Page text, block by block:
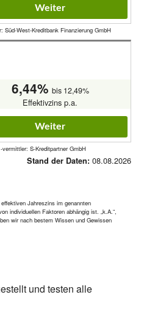
Weiter
West-Kreditbank Finanzierung GmbH
6,44% bis 12,49%
Effektivzins p.a.
Weiter
S-Kreditpartner GmbH
Stand der Daten: 08.08.2026
Jahreszins im genannten
individuellen Faktoren abhängig ist. „k.A.“,
wir nach bestem Wissen und Gewissen
und testen alle